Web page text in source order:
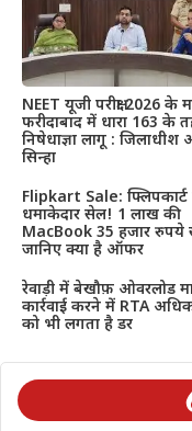
NEET यूजी परीक्षा 2026 के
फरीदाबाद में धारा 163 के
निषेधाज्ञा लागू :
सिन्हा
Flipkart Sale: फ्लिपकार्ट
धमाकेदार सेल! 1 लाख की
MacBook 35 हजार रुपये
जानिए क्या है ऑफर
रेवाड़ी में बेखौफ़ ओवरलोड
कार्रवाई करने में RTA
को भी लगता है डर